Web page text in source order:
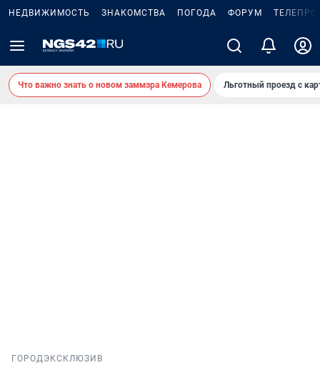
НЕДВИЖИМОСТЬ ЗНАКОМСТВА ПОГОДА ФОРУМ
Что важно знать о новом заммэра Кемерова Льготный проезд с
ГОРОДЭКСКЛЮЗИВ